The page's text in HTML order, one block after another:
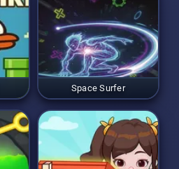
Space Surfer